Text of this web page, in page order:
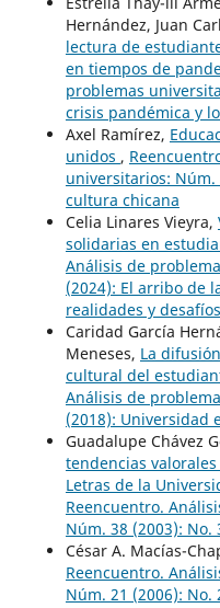
Hernández, Juan
lectura de
en tiempos de
problemas
crisis pandémica y
Axel Ramírez,
unidos ,
universitarios: Núm.
cultura chicana
Celia Linares Vieyra,
solidarias en
Análisis de
(2024): El arribo de
realidades y
Caridad García
Meneses, La
cultural del
Análisis de
(2018): Universidad
Guadalupe Chávez
tendencias
Letras de la
Reencuentro.
Núm. 38 (2003): No.
César A. Macías-
Reencuentro.
Núm. 21 (2006):